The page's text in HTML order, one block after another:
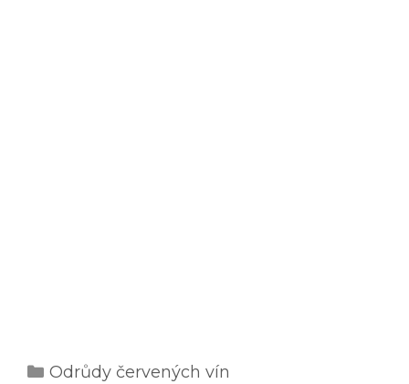
Rubriky
Odrůdy červených vín